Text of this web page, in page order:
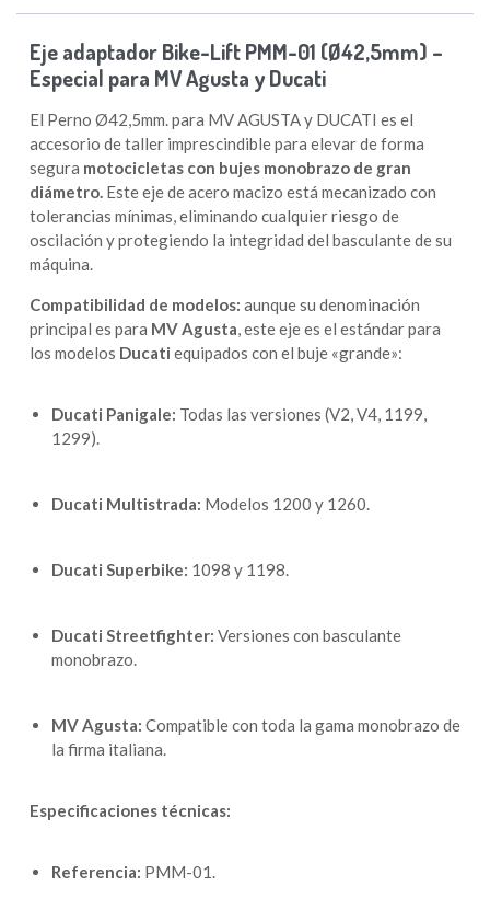
Eje adaptador Bike-Lift PMM-01 (Ø42,5mm) –
Especial para MV Agusta y Ducati
El Perno Ø42,5mm. para MV AGUSTA y DUCATI es el
accesorio de taller imprescindible para elevar de forma
segura motocicletas con bujes monobrazo de gran
diámetro. Este eje de acero macizo está mecanizado con
tolerancias mínimas, eliminando cualquier riesgo de
oscilación y protegiendo la integridad del basculante de su
máquina.
Compatibilidad de modelos: aunque su denominación
principal es para MV Agusta, este eje es el estándar para
los modelos Ducati equipados con el buje «grande»:
Ducati Panigale: Todas las versiones (V2, V4, 1199,
1299).
Ducati Multistrada: Modelos 1200 y 1260.
Ducati Superbike: 1098 y 1198.
Ducati Streetfighter: Versiones con basculante
monobrazo.
MV Agusta: Compatible con toda la gama monobrazo de
la firma italiana.
Especificaciones técnicas:
Referencia: PMM-01.